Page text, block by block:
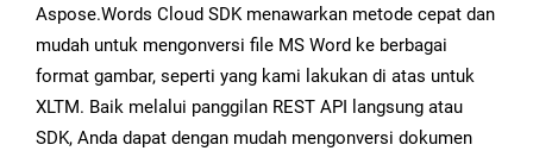
Aspose.Words Cloud SDK menawarkan metode cepat dan
mudah untuk mengonversi file MS Word ke berbagai
format gambar, seperti yang kami lakukan di atas untuk
XLTM. Baik melalui panggilan REST API langsung atau
SDK, Anda dapat dengan mudah mengonversi dokumen